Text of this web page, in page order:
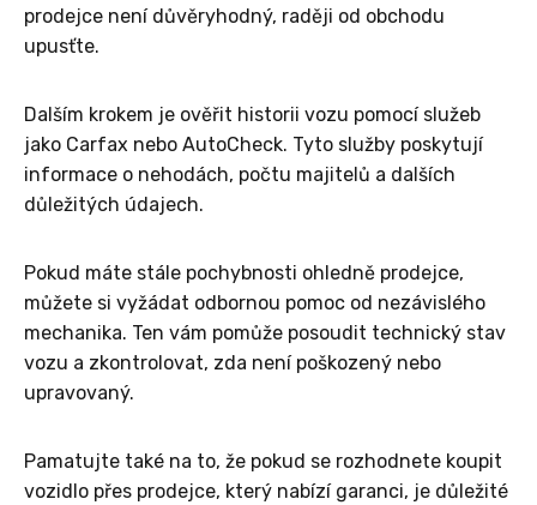
prodejce není důvěryhodný, raději od obchodu
upusťte.
Dalším krokem je ověřit historii vozu pomocí služeb
jako Carfax nebo AutoCheck. Tyto služby poskytují
informace o nehodách, počtu majitelů a dalších
důležitých údajech.
Pokud máte stále pochybnosti ohledně prodejce,
můžete si vyžádat odbornou pomoc od nezávislého
mechanika. Ten vám pomůže posoudit technický stav
vozu a zkontrolovat, zda není poškozený nebo
upravovaný.
Pamatujte také na to, že pokud se rozhodnete koupit
vozidlo přes prodejce, který nabízí garanci, je důležité